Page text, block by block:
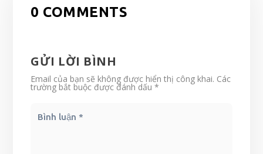
0 COMMENTS
GỬI LỜI BÌNH
Email của bạn sẽ không được hiển thị công khai. Các
trường bắt buộc được đánh dấu*